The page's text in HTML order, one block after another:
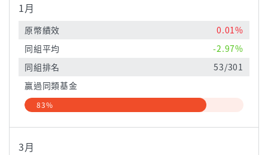
1月
原幣績效
0.01%
同組平均
-2.97%
同組排名
53/301
贏過同類基金
83%
3月